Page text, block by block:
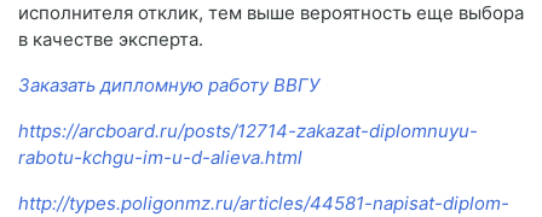
исполнителя отклик, тем выше вероятность еще выбора
в качестве эксперта.
Заказать дипломную работу ВВГУ
https://arcboard.ru/posts/12714-zakazat-diplomnuyu-
rabotu-kchgu-im-u-d-alieva.html
http://types.poligonmz.ru/articles/44581-napisat-diplom-